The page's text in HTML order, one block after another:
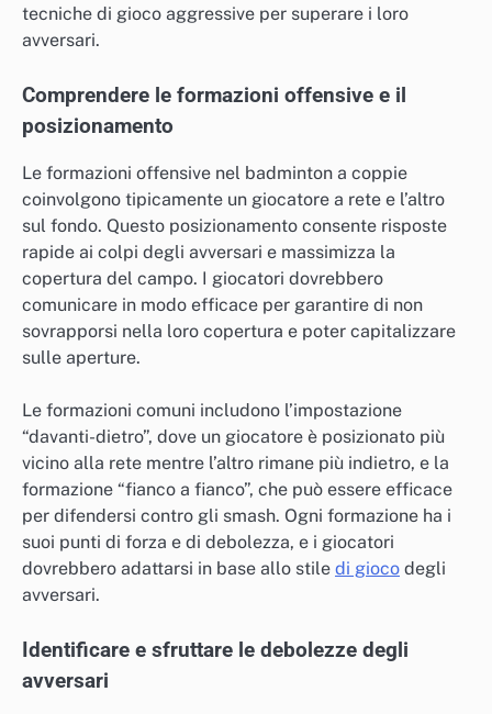
tecniche di gioco aggressive per superare i loro
avversari.
Comprendere le formazioni offensive e il
posizionamento
Le formazioni offensive nel badminton a coppie
coinvolgono tipicamente un giocatore a rete e l’altro
sul fondo. Questo posizionamento consente risposte
rapide ai colpi degli avversari e massimizza la
copertura del campo. I giocatori dovrebbero
comunicare in modo efficace per garantire di non
sovrapporsi nella loro copertura e poter capitalizzare
sulle aperture.
Le formazioni comuni includono l’impostazione
“davanti-dietro”, dove un giocatore è posizionato più
vicino alla rete mentre l’altro rimane più indietro, e la
formazione “fianco a fianco”, che può essere efficace
per difendersi contro gli smash. Ogni formazione ha i
suoi punti di forza e di debolezza, e i giocatori
dovrebbero adattarsi in base allo stile di gioco degli
avversari.
Identificare e sfruttare le debolezze degli
avversari